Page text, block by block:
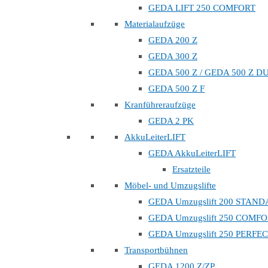
GEDA LIFT 250 COMFORT
Materialaufzüge
GEDA 200 Z
GEDA 300 Z
GEDA 500 Z / GEDA 500 Z
GEDA 500 Z F
Kranführeraufzüge
GEDA 2 PK
AkkuLeiterLIFT
GEDA AkkuLeiterLIFT
Ersatzteile
Möbel- und Umzugslifte
GEDA Umzugslift 200
GEDA Umzugslift 250
GEDA Umzugslift 250
Transportbühnen